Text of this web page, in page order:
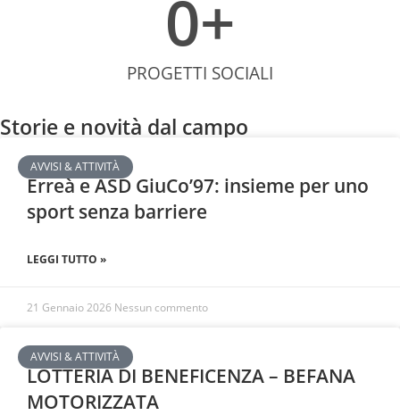
PROGETTI SOCIALI
0+
Storie e novità dal campo
AVVISI & ATTIVITÀ
Erreà e ASD GiuCo’97: insieme per uno
sport senza barriere
LEGGI TUTTO »
21 Gennaio 2026 Nessun commento
AVVISI & ATTIVITÀ
LOTTERIA DI BENEFICENZA – BEFANA
MOTORIZZATA